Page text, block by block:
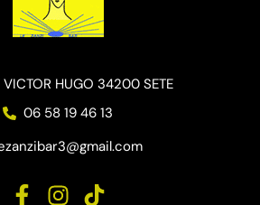
HUGO 34200 SETE
06 58 19 46 13